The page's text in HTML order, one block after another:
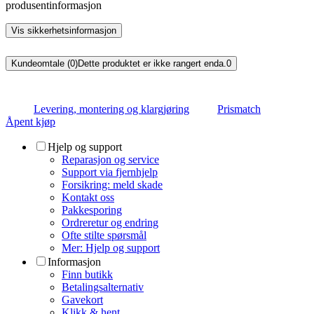
produsentinformasjon
Vis sikkerhetsinformasjon
Kundeomtale (0)Dette produktet er ikke rangert enda.0
Levering, montering og klargjøring
Prismatch
Åpent kjøp
Hjelp og support
Reparasjon og service
Support via fjernhjelp
Forsikring: meld skade
Kontakt oss
Pakkesporing
Ordreretur og endring
Ofte stilte spørsmål
Mer: Hjelp og support
Informasjon
Finn butikk
Betalingsalternativ
Gavekort